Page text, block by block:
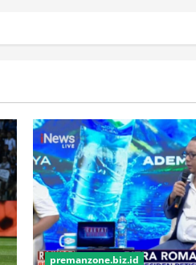
premanzone.biz.id